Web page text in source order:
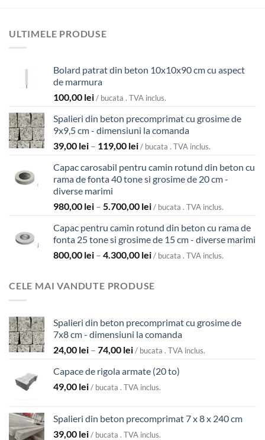
ULTIMELE PRODUSE
Bolard patrat din beton 10x10x90 cm cu aspect
de marmura
100,00 lei/ bucata . TVA inclus.
Spalieri din beton precomprimat cu grosime de
9x9,5 cm - dimensiuni la comanda
39,00 lei – 119,00 leiInterval
prețuri:
39,00 lei
la
/ bucata . TVA inclus.
Capac carosabil pentru camin rotund din beton cu
rama de fonta 40 tone si grosime de 20 cm -
diverse marimi
980,00 lei – 5.700,00 leiInterval
prețuri:
980,00 lei
până
5.700,00 lei
/ bucata . TVA inclus.
Capac pentru camin rotund din beton cu rama de
fonta 25 tone si grosime de 15 cm - diverse marimi
800,00 lei – 4.300,00 leiInterval
800,00 lei
4.300,00 lei
/ bucata . TVA inclus.
CELE MAI VANDUTE PRODUSE
Spalieri din beton precomprimat cu grosime de
7x8 cm - dimensiuni la comanda
24,00 lei – 74,00 leiInterval
prețuri:
24,00 lei
74,00 lei
/ bucata . TVA inclus.
Capace de rigola armate (20 to)
49,00 lei/ bucata . TVA inclus.
Spalieri din beton precomprimat 7 x 8 x 240 cm
39,00 lei/ bucata . TVA inclus.